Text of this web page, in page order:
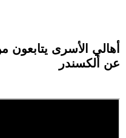
أهالي الأسرى يتابعون
عن ألكسندر